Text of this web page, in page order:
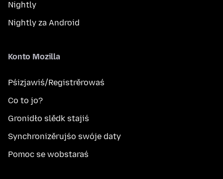
Nightly
Nightly za Android
Konto Mozilla
Pśizjawiś/Registrěrowaś
Co to jo?
Gronidło slědk stajiś
Synchronizěrujśo swóje daty
Pomoc se wobstaraś